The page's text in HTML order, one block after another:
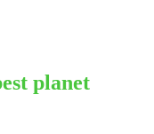
planet